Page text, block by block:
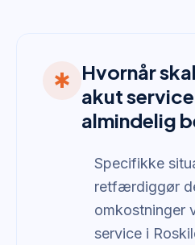
emergency
Hvornår
akut
almindelig
Specifikke
retfærdiggør
omkostninger
service i